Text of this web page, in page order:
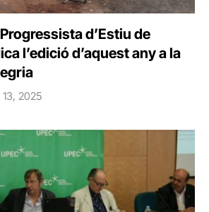
d’Estiu de
l’edició d’aquest any a la
2025